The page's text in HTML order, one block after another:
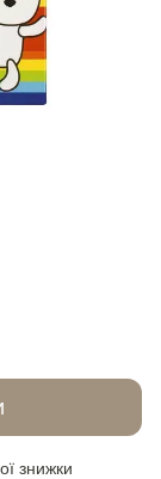
знижки